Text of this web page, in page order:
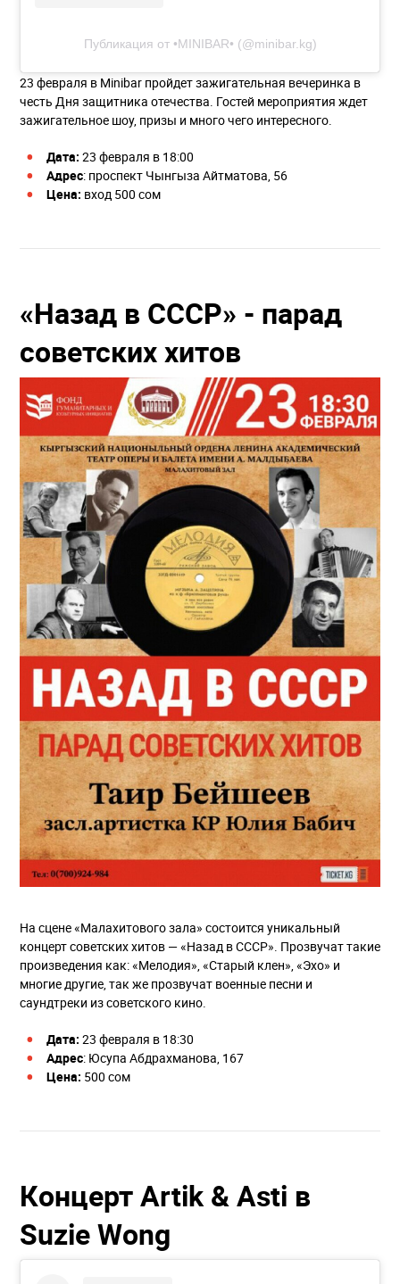
Публикация от •MINIBAR• (@minibar.kg)
23 февраля в Minibar пройдет зажигательная вечеринка в
честь Дня защитника отечества. Гостей мероприятия ждет
зажигательное шоу, призы и много чего интересного.
Дата: 23 февраля в 18:00
Адрес: проспект Чынгыза Айтматова, 56
Цена: вход 500 сом
«Назад в СССР» - парад
советских хитов
На сцене «Малахитового зала» состоится уникальный
концерт советских хитов — «Назад в СССР». Прозвучат такие
произведения как: «Мелодия», «Старый клен», «Эхо» и
многие другие, так же прозвучат военные песни и
саундтреки из советского кино.
Дата: 23 февраля в 18:30
Адрес: ​Юсупа Абдрахманова, 167
Цена: 500 сом
Концерт Artik & Asti в
Suzie Wong